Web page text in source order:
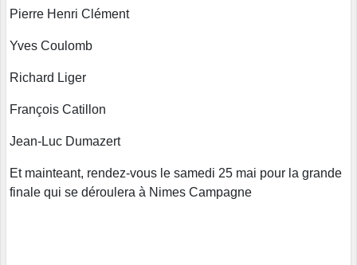
Pierre Henri Clément
Yves Coulomb
Richard Liger
François Catillon
Jean-Luc Dumazert
Et mainteant, rendez-vous le samedi 25 mai pour la grande
finale qui se déroulera à Nimes Campagne